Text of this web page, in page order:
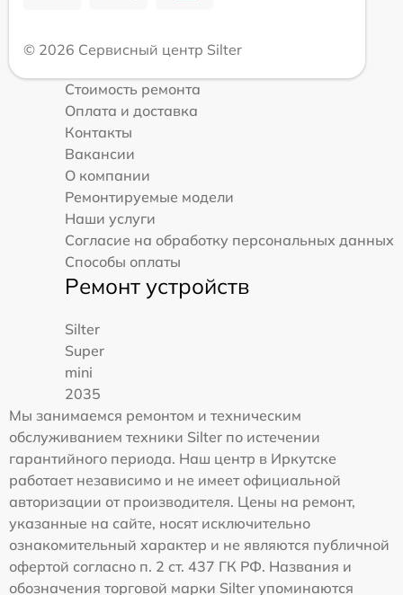
© 2026 Сервисный центр Silter
Стоимость ремонта
Оплата и доставка
Контакты
Вакансии
О компании
Ремонтируемые модели
Наши услуги
Согласие на обработку персональных данных
Способы оплаты
Ремонт устройств
Silter
Super
mini
2035
Мы занимаемся ремонтом и техническим
обслуживанием техники Silter по истечении
гарантийного периода. Наш центр в Иркутске
работает независимо и не имеет официальной
авторизации от производителя. Цены на ремонт,
указанные на сайте, носят исключительно
ознакомительный характер и не являются публичной
офертой согласно п. 2 ст. 437 ГК РФ. Названия и
обозначения торговой марки Silter упоминаются